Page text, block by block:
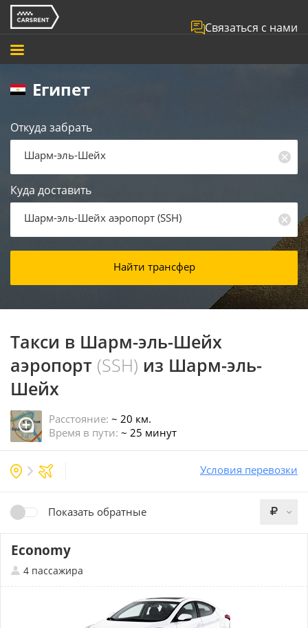
Связаться с нами
Египет
Откуда забрать
Шарм-эль-Шейх
Куда доставить
Шарм-эль-Шейх аэропорт (SSH)
Найти трансфер
Такси в Шарм-эль-Шейх
аэропорт (SSH) из Шарм-эль-
Шейх
Расстояние: ~ 20 км.
Время в пути: ~ 25 минут
Показать обратные
Условия перевозки
Economy
4 пассажира